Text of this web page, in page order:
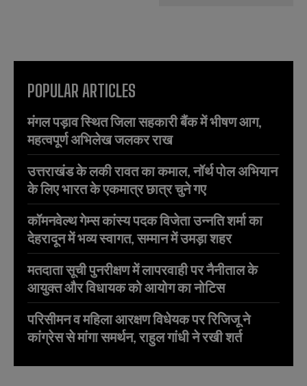
POPULAR ARTICLES
मंगल पड़ाव स्थित जिला सहकारी बैंक में भीषण आग,
महत्वपूर्ण अभिलेख जलकर राख
उत्तराखंड के लकी रावत का कमाल, नॉर्थ पोल अभियान
के लिए भारत के एकमात्र छात्र चुने गए
कॉमनवेल्थ गेम्स कांस्य पदक विजेता उन्नति शर्मा का
देहरादून में भव्य स्वागत, सम्मान में उमड़ा शहर
मतदाता सूची पुनरीक्षण में लापरवाही पर नैनीताल के
आयुक्त और विधायक को आयोग का नोटिस
परिसीमन व महिला आरक्षण विधेयक पर रिजिजू ने
कांग्रेस से मांगा समर्थन, राहुल गांधी ने रखी शर्त